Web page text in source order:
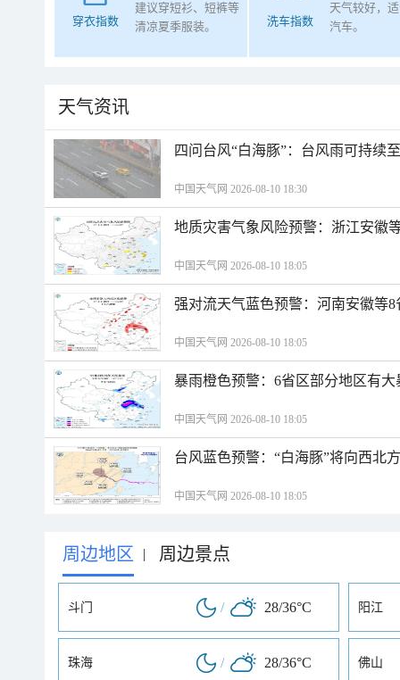
穿衣指数
建议穿短衫、短裤等
清凉夏季服装。
洗车指数
天气较好，
汽车。
天气资讯
四问台风“白海豚”：台风雨可持续
中国天气网 2026-08-10 18:30
地质灾害气象风险预警：浙江安徽
中国天气网 2026-08-10 18:05
强对流天气蓝色预警：河南安徽等
中国天气网 2026-08-10 18:05
暴雨橙色预警：6省区部分地区有
中国天气网 2026-08-10 18:05
台风蓝色预警：“白海豚”将向西北
中国天气网 2026-08-10 18:05
周边地区 | 周边景点
斗门 / 28/36°C 阳江
珠海 / 28/36°C 佛山